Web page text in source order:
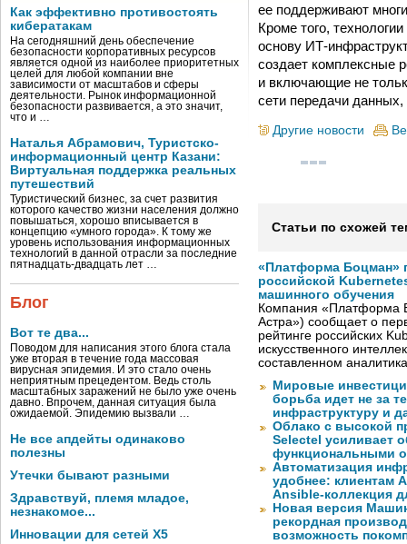
Как эффективно противостоять
кибератакам
На сегодняшний день обеспечение
безопасности корпоративных ресурсов
является одной из наиболее приоритетных
целей для любой компании вне
зависимости от масштабов и сферы
деятельности. Рынок информационной
безопасности развивается, а это значит,
что и …
Наталья Абрамович, Туристско-
информационный центр Казани:
Виртуальная поддержка реальных
путешествий
Туристический бизнес, за счет развития
которого качество жизни населения должно
повышаться, хорошо вписывается в
концепцию «умного города». К тому же
уровень использования информационных
технологий в данной отрасли за последние
пятнадцать-двадцать лет …
Блог
Вот те два...
Поводом для написания этого блога стала
уже вторая в течение года массовая
вирусная эпидемия. И это стало очень
неприятным прецедентом. Ведь столь
масштабных заражений не было уже очень
давно. Впрочем, данная ситуация была
ожидаемой. Эпидемию вызвали …
Не все апдейты одинаково
полезны
Утечки бывают разными
Здравствуй, племя младое,
незнакомое...
Инновации для сетей X5
ее поддерживают
Кроме того,
основу ИТ-
создает комплексные
и включающие не
сети передачи данных,
Другие новости
Статьи по схожей
«Платформа Боцман»
российской
машинного обучения
Компания «Платформа
Астра») сообщает о
рейтинге российских
искусственного
составленном
Мировые
борьба идет не за
инфраструктуру и
Облако с высокой
Selectel усиливает
функциональными
Автоматизация
удобнее: клиентам
Ansible-коллекция
Новая версия
рекордная
возможность